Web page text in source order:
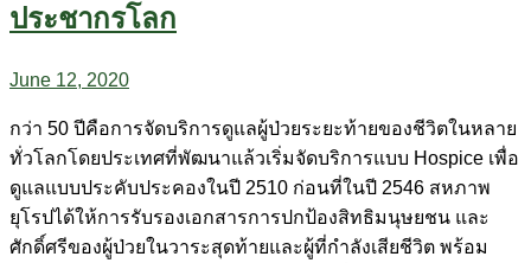
ประชากรโลก
June 12, 2020
กว่า 50 ปีคือการจัดบริการดูแลผู้ป่วยระยะท้ายของชีวิตในหลาย
ทั่วโลกโดยประเทศที่พัฒนาแล้วเริ่มจัดบริการแบบ Hospice เพื่อ
ดูแลแบบประคับประคองในปี 2510 ก่อนที่ในปี 2546 สหภาพ
ยุโรปได้ให้การรับรองเอกสารการปกป้องสิทธิมนุษยชน และ
ศักดิ์ศรีของผู้ป่วยในวาระสุดท้ายและผู้ที่กำลังเสียชีวิต พร้อม